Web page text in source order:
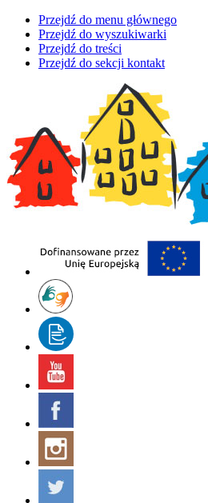
Przejdź do menu głównego
Przejdź do wyszukiwarki
Przejdź do treści
Przejdź do sekcji kontakt